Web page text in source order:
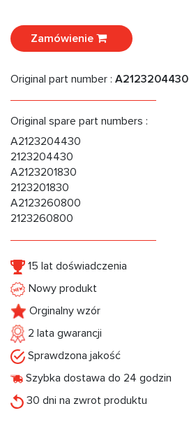
Zamówienie
Original part number : A2123204430
Original spare part numbers :
A2123204430
2123204430
A2123201830
2123201830
A2123260800
2123260800
15 lat doświadczenia
Nowy produkt
Orginalny wzór
2 lata gwarancji
Sprawdzona jakość
Szybka dostawa do 24 godzin
30 dni na zwrot produktu